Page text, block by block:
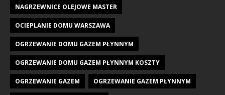
NAGRZEWNICE OLEJOWE MASTER
OCIEPLANIE DOMU WARSZAWA
OGRZEWANIE DOMU GAZEM PŁYNNYM
OGRZEWANIE DOMU GAZEM PŁYNNYM KOSZTY
OGRZEWANIE GAZEM OGRZEWANIE GAZEM PŁYNNYM